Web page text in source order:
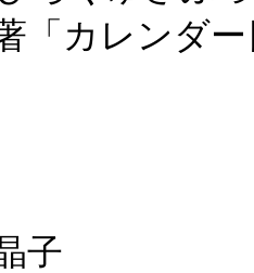
著「カレンダ
子